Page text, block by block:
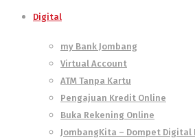
Digital
my Bank Jombang
Virtual Account
ATM Tanpa Kartu
Pengajuan Kredit Online
Buka Rekening Online
JombangKita – Dompet Digital